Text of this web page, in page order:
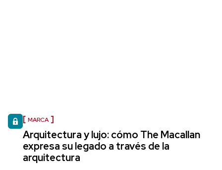
MARCA
Arquitectura y lujo: cómo The Macallan
expresa su legado a través de la
arquitectura